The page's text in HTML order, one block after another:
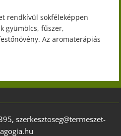
rendkívül sokféleképpen
gyümölcs, fűszer,
Az aromaterápiás
szerkesztoseg@termeszet-